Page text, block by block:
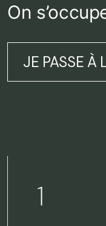
On
JE PASSE À
1